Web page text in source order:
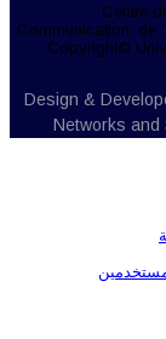
© 2026
Communication,
Copyright©
Design &
Networks